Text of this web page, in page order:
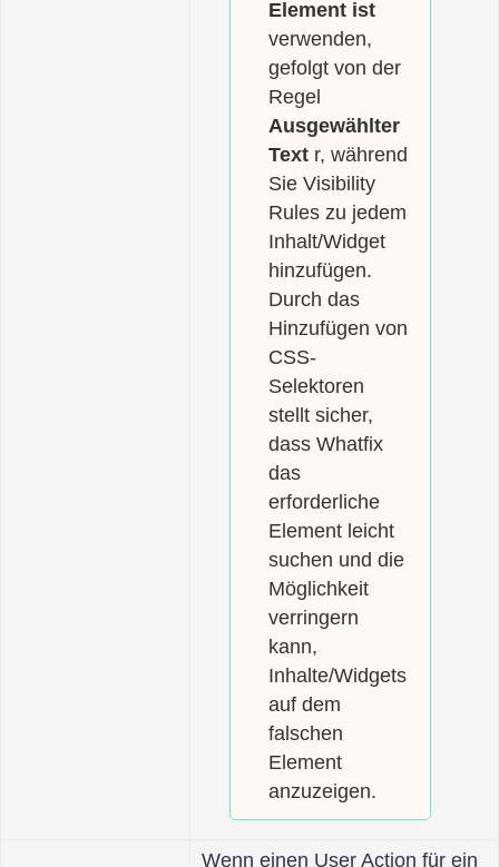
Element ist
verwenden,
gefolgt von der
Regel
Ausgewählter
Text r, während
Sie Visibility
Rules zu jedem
Inhalt/Widget
hinzufügen.
Durch das
Hinzufügen von
CSS-
Selektoren
stellt sicher,
dass Whatfix
das
erforderliche
Element leicht
suchen und die
Möglichkeit
verringern
kann,
Inhalte/Widgets
auf dem
falschen
Element
anzuzeigen.
Wenn einen User Action für ein